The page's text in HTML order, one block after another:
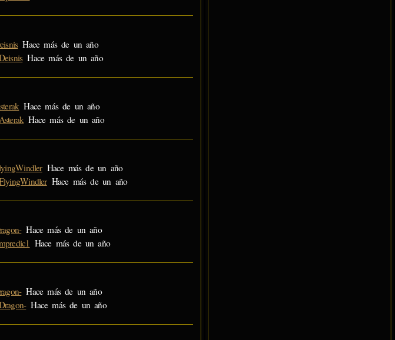
Hace más de un año
Hace más de un año
Hace más de un año
Hace más de un año
Hace más de un año
Hace más de un año
Hace más de un año
Hace más de un año
Hace más de un año
Hace más de un año